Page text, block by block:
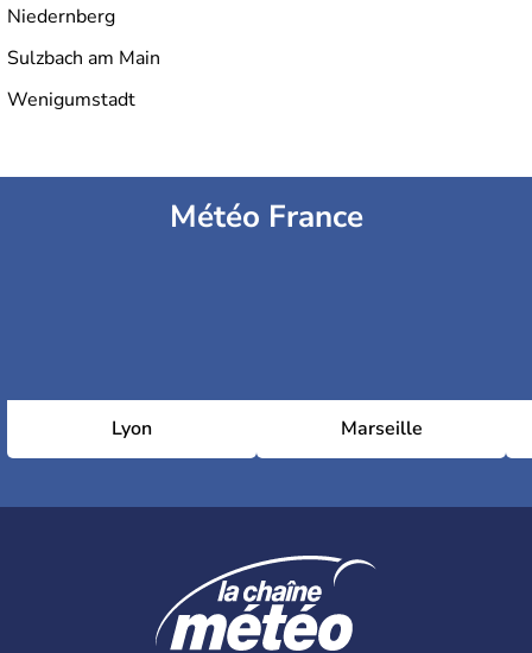
Niedernberg
Sulzbach am Main
Wenigumstadt
Météo France
Lyon Marseille